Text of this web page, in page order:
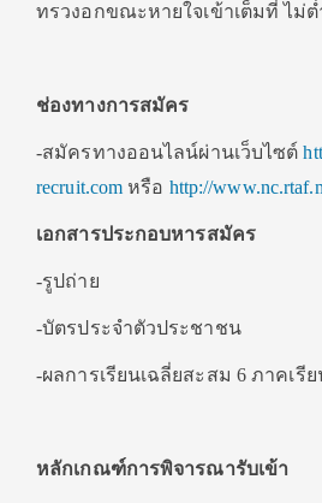
ทรวงอกขณะหายใจเข้าเต็มที่ ไม่ต่
ช่องทางการสมัคร
-สมัครทางออนไลน์ผ่านเว็บไซต์
recruit.com หรือ http://
เอกสารประกอบหารสมัคร
-รูปถ่าย
-บัตรประจำตัวประชาชน
-ผลการเรียนเฉลี่ยสะสม 6 ภาคเรี
หลักเกณฑ์การพิจารณารับเข้า